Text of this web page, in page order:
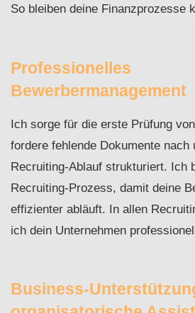
So bleiben deine Finanzprozesse
Professionelles
Bewerbermanagement
Ich sorge für die erste Prüfung
fordere fehlende Dokumente nach
Recruiting-Ablauf strukturiert. Ich
Recruiting-Prozess, damit deine
effizienter abläuft. In allen
ich dein Unternehmen
Business-